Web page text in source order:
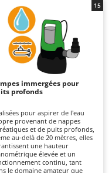
tracteur
Elles sont
aussi bien en version
qui nécessite un
au réseau
qu'en version à
rechargeable, utile pour
en l'absence de courant
avec une autonomie extensible
à une batterie de rechange.
modèles dotés d'une
en acier inox
une plus grande
et de nettoyer la turbine
passages internes, ainsi que
la batterie chargée
n'est pas utilisée.
immergées pour
profonds
pour aspirer de l'eau
provenant de nappes
et de puits profonds,
au-delà de 20 mètres, elles
une hauteur
élevée et un
continu, tant
le domaine amateur que
15